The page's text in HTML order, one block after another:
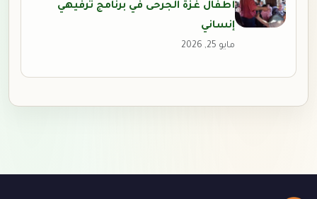
أطفال غزة الجرحى في برنامج ترفيهي
إنساني
مايو 25, 2026